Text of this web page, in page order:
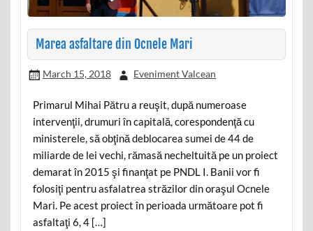
Marea asfaltare din Ocnele Mari
March 15, 2018 Eveniment Valcean
Primarul Mihai Pătru a reuşit, după numeroase
intervenţii, drumuri în capitală, corespondenţă cu
ministerele, să obţină deblocarea sumei de 44 de
miliarde de lei vechi, rămasă necheltuită pe un proiect
demarat în 2015 şi finanţat pe PNDL I. Banii vor fi
folosiţi pentru asfalatrea străzilor din oraşul Ocnele
Mari. Pe acest proiect în perioada următoare pot fi
asfaltaţi 6, 4 […]